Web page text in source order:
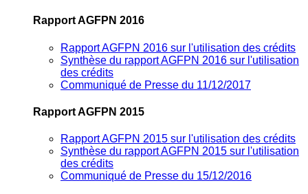
Rapport AGFPN 2016
Rapport AGFPN 2016 sur l'utilisation des crédits
Synthèse du rapport AGFPN 2016 sur l'utilisation
des crédits
Communiqué de Presse du 11/12/2017
Rapport AGFPN 2015
Rapport AGFPN 2015 sur l'utilisation des crédits
Synthèse du rapport AGFPN 2015 sur l'utilisation
des crédits
Communiqué de Presse du 15/12/2016